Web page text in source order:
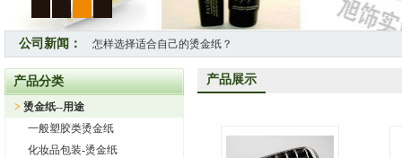
4
公司新闻：
怎样选择适合自己的烫金纸？
热烈祝贺上海旭饰实业有限公司成为韩国ITW烫金纸华东区代理商
上海旭饰实业有限公司—日本东洋烫金纸TORAY烫金纸华东区总
热烈祝贺上海旭饰实业有限公司成为德国库尔兹烫金纸一级代理
热烈祝贺旭饰实业成为日本OIKE烫金纸尾池烫金纸华东区总代理
产品分类
> 烫金纸--用途
一般塑胶类烫金纸
化妆品包装-烫金纸
产品展示